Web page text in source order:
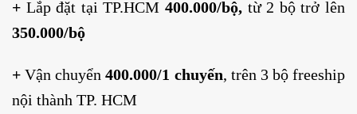
+ Lắp đặt tại TP.HCM 400.000/bộ, từ 2 bộ trở lên
350.000/bộ
+Vận chuyển400.000/1 chuyến, trên 3 bộ freeship
nội thành TP. HCM